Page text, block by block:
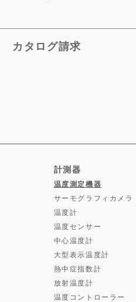
カタログ請求
計測器
温度測定機器
サーモグラフィカメラ
温度計
温度センサー
中心温度計
大型表示温度計
熱中症指数計
放射温度計
温度コントローラー